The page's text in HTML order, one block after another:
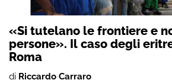
«Si tutelano le frontiere e
persone». Il caso degli
Roma
di Riccardo Carraro